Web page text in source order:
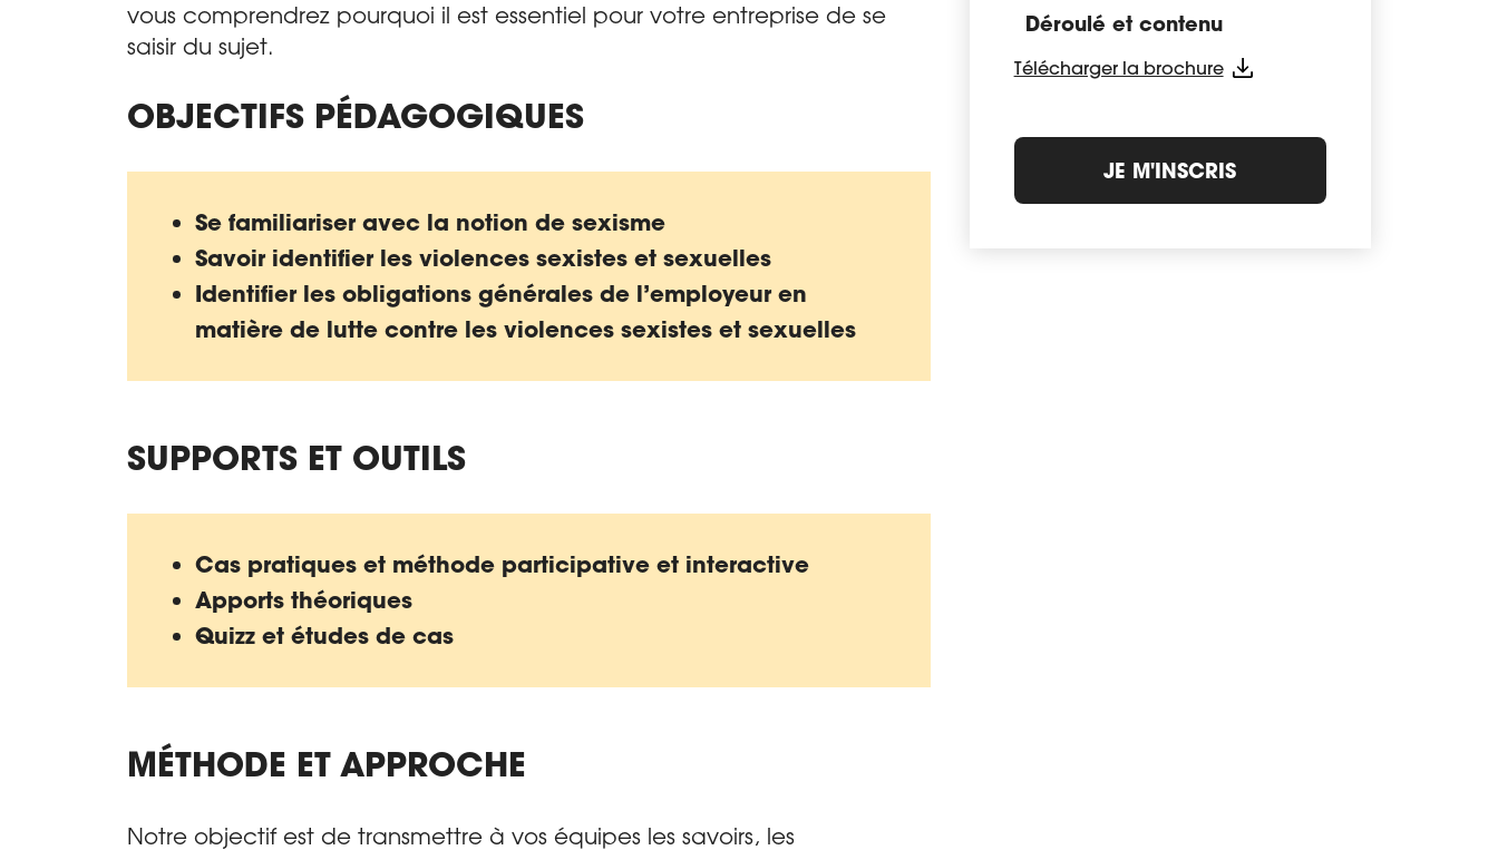
vous comprendrez pourquoi il est essentiel pour votre entreprise de se
saisir du sujet.
OBJECTIFS PÉDAGOGIQUES
Se familiariser avec la notion de sexisme
Savoir identifier les violences sexistes et sexuelles
Identifier les obligations générales de l’employeur en
matière de lutte contre les violences sexistes et sexuelles
SUPPORTS ET OUTILS
Cas pratiques et méthode participative et interactive
Apports théoriques
Quizz et études de cas
MÉTHODE ET APPROCHE
Notre objectif est de transmettre à vos équipes les savoirs, les
Déroulé et contenu
Télécharger la brochure
JE M'INSCRIS